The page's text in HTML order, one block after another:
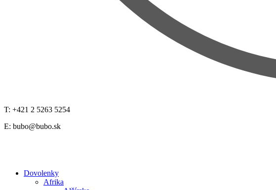
T: +421 2 5263 5254
E: bubo@bubo.sk
Dovolenky
Afrika